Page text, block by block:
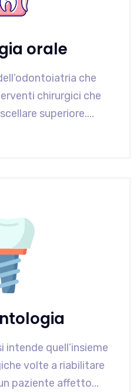
orale
che
chirurgici che
superiore....
intende quell’insieme
volte a riabilitare
paziente affetto...